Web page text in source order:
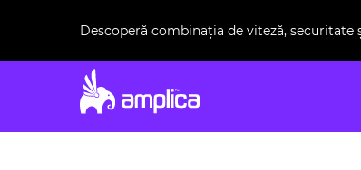
Descoperă combinația de viteză, securitate